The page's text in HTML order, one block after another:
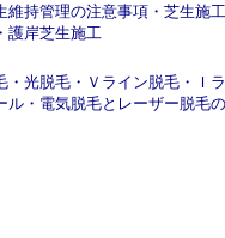
維持管理の注意事項 ・ 芝生施
・ 護岸芝生施工
・ 光脱毛 ・ Ｖライン脱毛 ・ Ｉ
ル ・ 電気脱毛とレーザー脱毛